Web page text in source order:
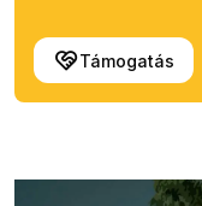
Támogatás